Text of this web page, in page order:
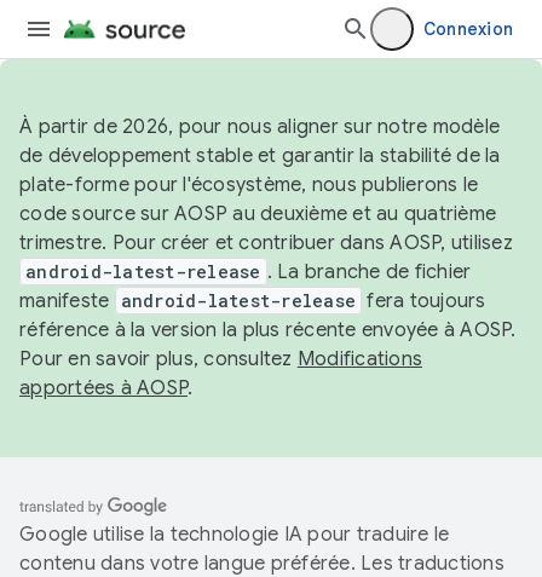
Connexion
À partir de 2026, pour nous aligner sur notre modèle
de développement stable et garantir la stabilité de la
plate-forme pour l'écosystème, nous publierons le
code source sur AOSP au deuxième et au quatrième
trimestre. Pour créer et contribuer dans AOSP, utilisez
android-latest-release . La branche de fichier
manifeste android-latest-release fera toujours
référence à la version la plus récente envoyée à AOSP.
Pour en savoir plus, consultez Modifications
apportées à AOSP.
Google utilise la technologie IA pour traduire le
contenu dans votre langue préférée. Les traductions